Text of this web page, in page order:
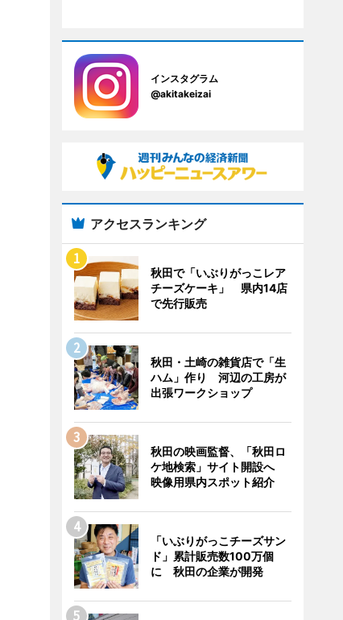
インスタグラム
@akitakeizai
アクセスランキング
秋田で「いぶりがっこレア
チーズケーキ」 県内14店
で先行販売
秋田・土崎の雑貨店で「生
ハム」作り 河辺の工房が
出張ワークショップ
秋田の映画監督、「秋田ロ
ケ地検索」サイト開設へ
映像用県内スポット紹介
「いぶりがっこチーズサン
ド」累計販売数100万個
に 秋田の企業が開発